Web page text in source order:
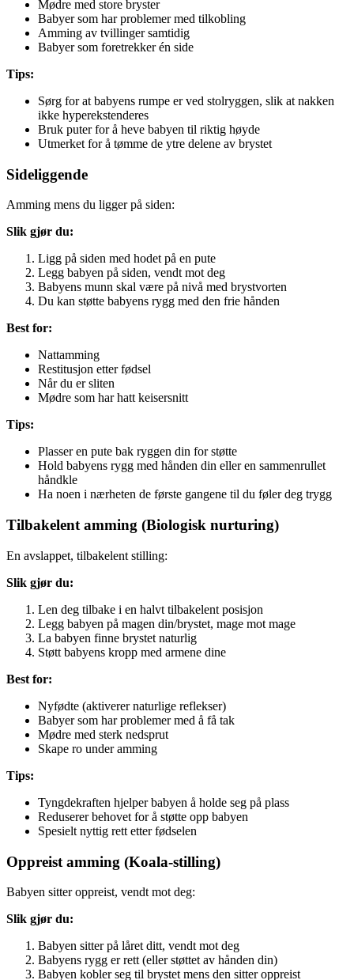
Mødre med store bryster
Babyer som har problemer med tilkobling
Amming av tvillinger samtidig
Babyer som foretrekker én side
Tips:
Sørg for at babyens rumpe er ved stolryggen, slik at nakken
ikke hyperekstenderes
Bruk puter for å heve babyen til riktig høyde
Utmerket for å tømme de ytre delene av brystet
Sideliggende
Amming mens du ligger på siden:
Slik gjør du:
Ligg på siden med hodet på en pute
Legg babyen på siden, vendt mot deg
Babyens munn skal være på nivå med brystvorten
Du kan støtte babyens rygg med den frie hånden
Best for:
Nattamming
Restitusjon etter fødsel
Når du er sliten
Mødre som har hatt keisersnitt
Tips:
Plasser en pute bak ryggen din for støtte
Hold babyens rygg med hånden din eller en sammenrullet
håndkle
Ha noen i nærheten de første gangene til du føler deg trygg
Tilbakelent amming (Biologisk nurturing)
En avslappet, tilbakelent stilling:
Slik gjør du:
Len deg tilbake i en halvt tilbakelent posisjon
Legg babyen på magen din/brystet, mage mot mage
La babyen finne brystet naturlig
Støtt babyens kropp med armene dine
Best for:
Nyfødte (aktiverer naturlige reflekser)
Babyer som har problemer med å få tak
Mødre med sterk nedsprut
Skape ro under amming
Tips:
Tyngdekraften hjelper babyen å holde seg på plass
Reduserer behovet for å støtte opp babyen
Spesielt nyttig rett etter fødselen
Oppreist amming (Koala-stilling)
Babyen sitter oppreist, vendt mot deg:
Slik gjør du:
Babyen sitter på låret ditt, vendt mot deg
Babyens rygg er rett (eller støttet av hånden din)
Babyen kobler seg til brystet mens den sitter oppreist